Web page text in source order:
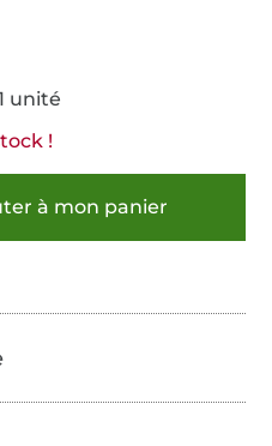
unité
!
à mon panier